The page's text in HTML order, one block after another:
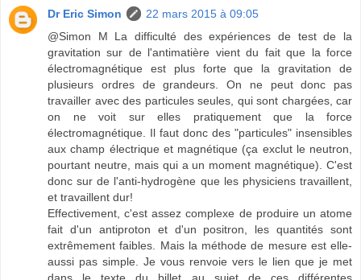
Dr Eric Simon
22 mars 2015 à 09:05
@Simon M La difficulté des expériences de test de la
gravitation sur de l'antimatière vient du fait que la force
électromagnétique est plus forte que la gravitation de
plusieurs ordres de grandeurs. On ne peut donc pas
travailler avec des particules seules, qui sont chargées, car
on ne voit sur elles pratiquement que la force
électromagnétique. Il faut donc des "particules" insensibles
aux champ électrique et magnétique (ça exclut le neutron,
pourtant neutre, mais qui a un moment magnétique). C'est
donc sur de l'anti-hydrogène que les physiciens travaillent,
et travaillent dur!
Effectivement, c'est assez complexe de produire un atome
fait d'un antiproton et d'un positron, les quantités sont
extrêmement faibles. Mais la méthode de mesure est elle-
aussi pas simple. Je vous renvoie vers le lien que je met